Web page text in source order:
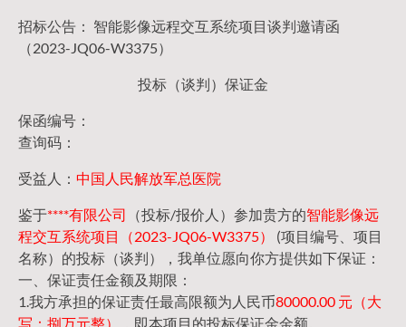
招标公告： 智能影像远程交互系统项目谈判邀请函
（2023-JQ06-W3375）
投标（谈判）保证金
保函编号：
查询码：
受益人： 中国人民解放军总医院
鉴于****有限公司 （投标/报价人）参加贵方的智能影像远
程交互系统项目（2023-JQ06-W3375）
(项目编号、项目
名称）的投标（谈判），我单位愿向你方提供如下保证：
一、保证责任金额及期限：
1.我方承担的保证责任最高限额为人民币80000.00 元（大
写：捌万元整）
，即本项目的投标保证金金额。